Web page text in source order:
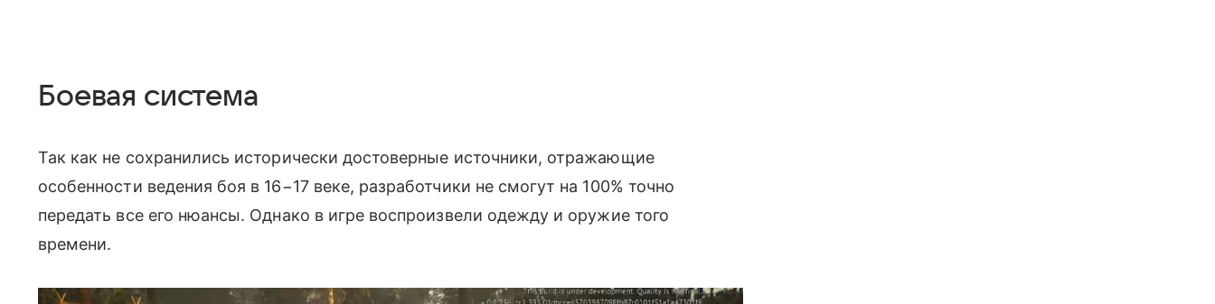
Боевая система
Так как не сохранились исторически достоверные источники, отражающие
особенности ведения боя в 16−17 веке, разработчики не смогут на 100% точно
передать все его нюансы. Однако в игре воспроизвели одежду и оружие того
времени.